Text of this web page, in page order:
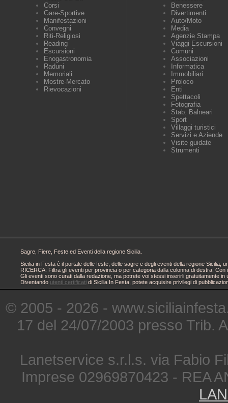
Corsi
Gare-Sportive
Manifestazioni
Convegni
Riti-Religiosi
Reading
Escursioni
Enogastronomia
Raduni
Memoriali
Mostre-Mercato
Rievocazioni
Benessere
Divertimenti
Auto/Moto
Media
Agenzie Stampa
Viaggi Escursioni
Comuni
Associazioni
Informatica
Immobiliari
Proloco
Enti
Spettacoli
Fotografia
Stab. Balneari
Sport
Villaggi turistici
Servizi e Aziende
Visite guidate
Strumenti
Sagre, Fiere, Feste ed Eventi della regione Sicilia.
Sicilia in Festa è il portale delle feste, delle sagre e degli eventi della regione
RICERCA: Filtra gli eventi per provincia o per categoria dalla colonna di destra.
Gli eventi sono curati dalla redazione, ma potrete voi stessi inserirli gratuitamente
Diventando utenti certificati di Sicilia In Festa, potete acquisire privilegi di
© 2005 - 2026 -
17 del 24/07/2003 presso Trib.
Lanetservice s.r.l.s. via Fabio
Imprese 02969870423 - REA